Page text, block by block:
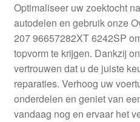
Privacybeleid
Wereldwijde verzending
Winkelwagen
Optimaliseer uw zoektocht
autodelen en gebruik onze
207 96657282XT 6242SP
topvorm te krijgen. Dankzij
vertrouwen dat u de juiste
reparaties. Verhoog uw
onderdelen en geniet van
vandaag nog en ervaar het